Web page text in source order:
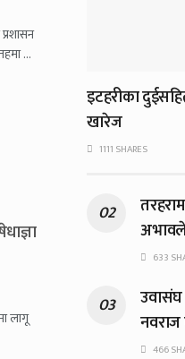
...
लागू
इटहरीका
खारेज
1111 SHARES
633
उवासंघ
नवराज
466